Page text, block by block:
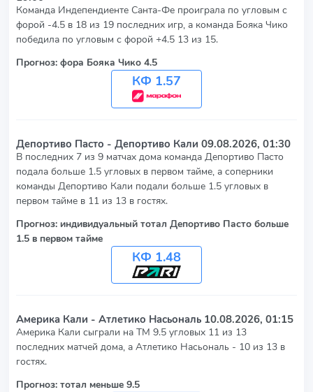
Команда Индепендиенте Санта-Фе проиграла по угловым с
форой -4.5 в 18 из 19 последних игр, а команда Бояка Чико
победила по угловым с форой +4.5 13 из 15.
Прогноз: фора Бояка Чико 4.5
КФ 1.57
Депортиво Пасто - Депортиво Кали 09.08.2026, 01:30
В последних 7 из 9 матчах дома команда Депортиво Пасто
подала больше 1.5 угловых в первом тайме, а соперники
команды Депортиво Кали подали больше 1.5 угловых в
первом тайме в 11 из 13 в гостях.
Прогноз: индивидуальный тотал Депортиво Пасто больше
1.5 в первом тайме
КФ 1.48
Америка Кали - Атлетико Насьональ 10.08.2026, 01:15
Америка Кали сыграли на ТМ 9.5 угловых 11 из 13
последних матчей дома, а Атлетико Насьональ - 10 из 13 в
гостях.
Прогноз: тотал меньше 9.5